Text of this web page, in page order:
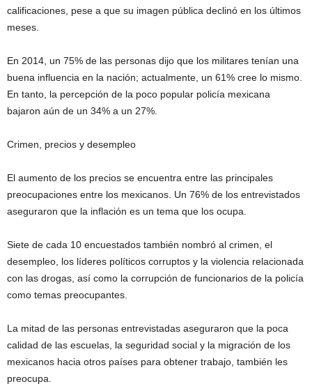
calificaciones, pese a que su imagen pública declinó en los últimos
meses.
En 2014, un 75% de las personas dijo que los militares tenían una
buena influencia en la nación; actualmente, un 61% cree lo mismo.
En tanto, la percepción de la poco popular policía mexicana
bajaron aún de un 34% a un 27%.
Crimen, precios y desempleo
El aumento de los precios se encuentra entre las principales
preocupaciones entre los mexicanos. Un 76% de los entrevistados
aseguraron que la inflación es un tema que los ocupa.
Siete de cada 10 encuestados también nombró al crimen, el
desempleo, los líderes políticos corruptos y la violencia relacionada
con las drogas, así como la corrupción de funcionarios de la policía
como temas preocupantes.
La mitad de las personas entrevistadas aseguraron que la poca
calidad de las escuelas, la seguridad social y la migración de los
mexicanos hacia otros países para obtener trabajo, también les
preocupa.